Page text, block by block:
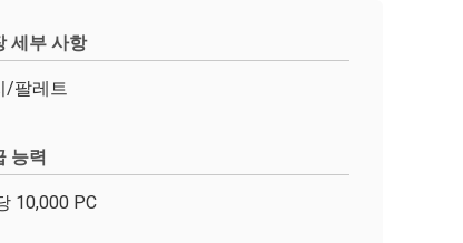
세부 사항
/팔레트
능력
10,000 PC